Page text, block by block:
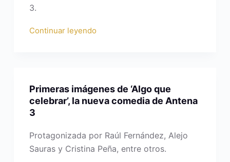
3.
Continuar leyendo
Primeras imágenes de ‘Algo que
celebrar’, la nueva comedia de Antena
3
Protagonizada por Raúl Fernández, Alejo
Sauras y Cristina Peña, entre otros.